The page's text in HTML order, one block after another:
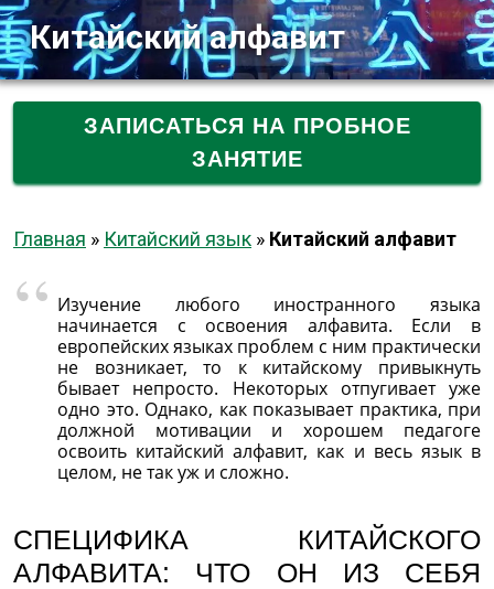
Китайский алфавит
ЗАПИСАТЬСЯ НА ПРОБНОЕ
ЗАНЯТИЕ
Главная » Китайский язык » Китайский алфавит
Изучение любого иностранного языка
начинается с освоения алфавита. Если в
европейских языках проблем с ним практически
не возникает, то к китайскому привыкнуть
бывает непросто. Некоторых отпугивает уже
одно это. Однако, как показывает практика, при
должной мотивации и хорошем педагоге
освоить китайский алфавит, как и весь язык в
целом, не так уж и сложно.
СПЕЦИФИКА КИТАЙСКОГО
АЛФАВИТА: ЧТО ОН ИЗ СЕБЯ